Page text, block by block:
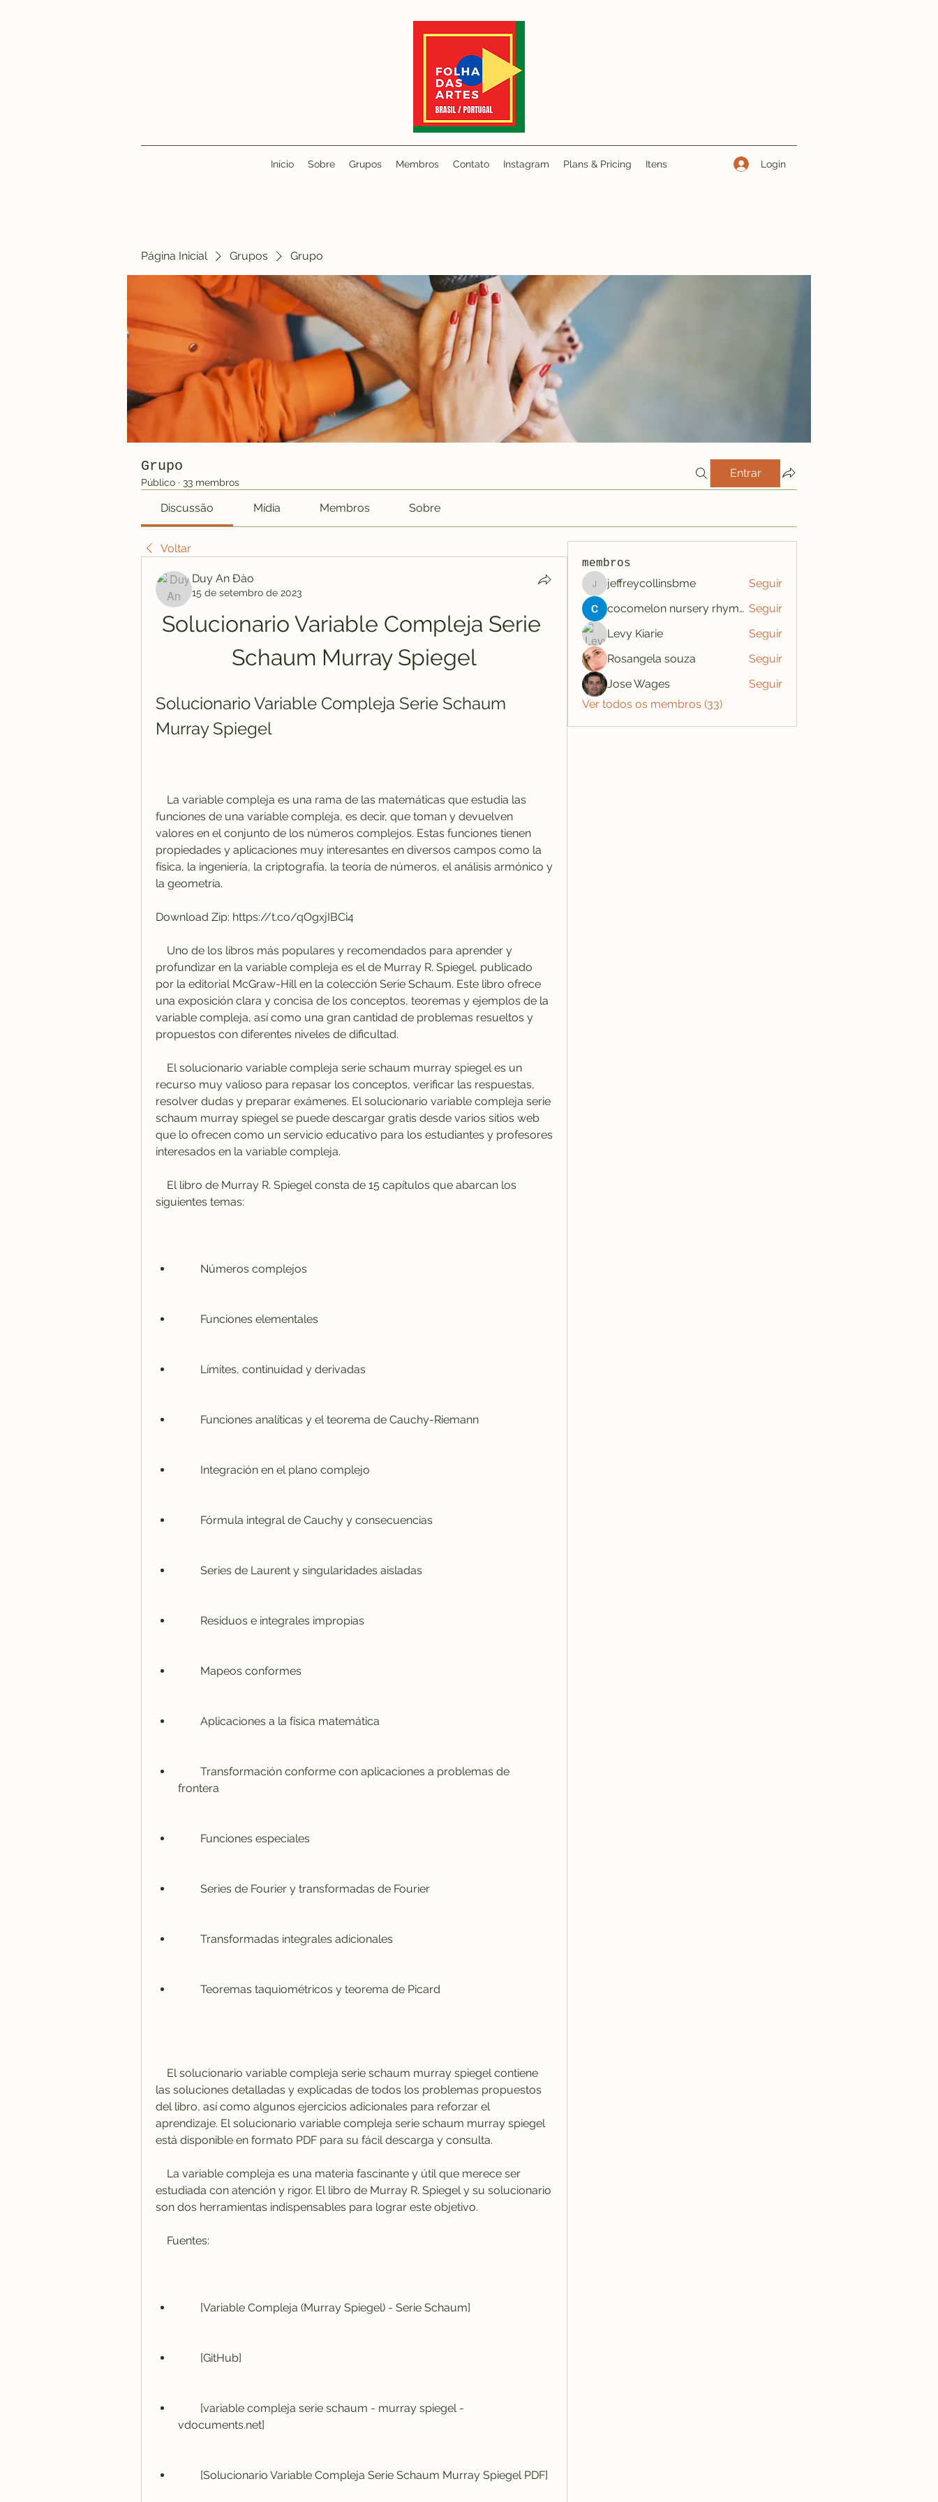
Início Sobre Grupos Membros Contato Instagram Plans & Pricing Itens Login
Página Inicial Grupos Grupo
Grupo
Público · 33 membros
Entrar
Discussão Mídia Membros Sobre
Voltar
Duy An Đào
15 de setembro de 2023
Solucionario Variable Compleja Serie
Schaum Murray Spiegel
Solucionario Variable Compleja Serie Schaum
Murray Spiegel
funciones de una variable compleja, es decir, que toman y devuelven
valores en el conjunto de los números complejos. Estas funciones tienen
propiedades y aplicaciones muy interesantes en diversos campos como la
física, la ingeniería, la criptografía, la teoría de números, el análisis armónico y
la geometría.
Download Zip: https://t.co/qOgxjIBCi4
profundizar en la variable compleja es el de Murray R. Spiegel, publicado
por la editorial McGraw-Hill en la colección Serie Schaum. Este libro ofrece
una exposición clara y concisa de los conceptos, teoremas y ejemplos de la
variable compleja, así como una gran cantidad de problemas resueltos y
propuestos con diferentes niveles de dificultad.
recurso muy valioso para repasar los conceptos, verificar las respuestas,
resolver dudas y preparar exámenes. El solucionario variable compleja serie
schaum murray spiegel se puede descargar gratis desde varios sitios web
que lo ofrecen como un servicio educativo para los estudiantes y profesores
interesados en la variable compleja.
siguientes temas:
        Números complejos
        Funciones elementales
        Límites, continuidad y derivadas
        Funciones analíticas y el teorema de Cauchy-Riemann
        Integración en el plano complejo
        Fórmula integral de Cauchy y consecuencias
        Series de Laurent y singularidades aisladas
        Residuos e integrales impropias
        Mapeos conformes
        Aplicaciones a la física matemática
frontera
        Funciones especiales
        Series de Fourier y transformadas de Fourier
        Transformadas integrales adicionales
        Teoremas taquiométricos y teorema de Picard
las soluciones detalladas y explicadas de todos los problemas propuestos
del libro, así como algunos ejercicios adicionales para reforzar el
aprendizaje. El solucionario variable compleja serie schaum murray spiegel
está disponible en formato PDF para su fácil descarga y consulta.
estudiada con atención y rigor. El libro de Murray R. Spiegel y su solucionario
son dos herramientas indispensables para lograr este objetivo.
    Fuentes:
        [Variable Compleja (Murray Spiegel) - Serie Schaum]
        [GitHub]
vdocuments.net]
        [Solucionario Variable Compleja Serie Schaum Murray Spiegel PDF]
membros
jeffreycollinsbme
jeffreycollinsbme
Seguir
cocomelon nursery rhymes Seguir
Levy Kiarie
Seguir
Rosangela souza
Seguir
Jose Wages
Seguir
Ver todos os membros (33)